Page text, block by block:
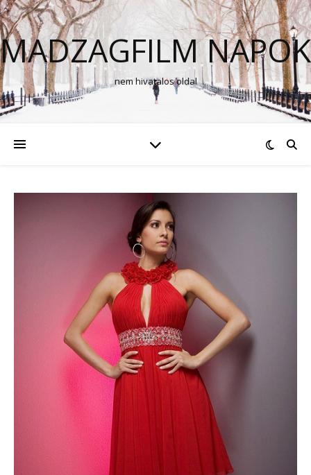
MADZAGFILM NAPOK
nem hivatalos oldal